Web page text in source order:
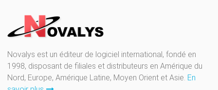
Novalys est un éditeur de logiciel international, fondé en
1998, disposant de filiales et distributeurs en Amérique du
Nord, Europe, Amérique Latine, Moyen Orient et Asie. En